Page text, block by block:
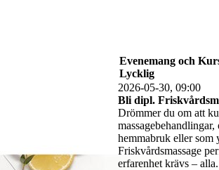
Evenemang och
Lycklig
2026-05-30, 09:00
Bli dipl.
Drömmer du om att
hemmabruk eller som
Friskvårdsmassage
erfarenhet krävs –